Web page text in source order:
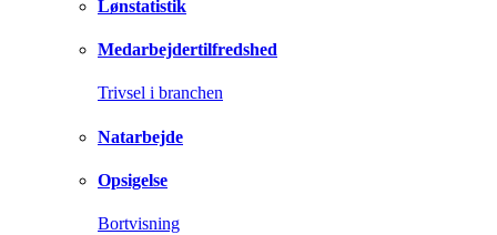
Lønstatistik
Medarbejdertilfredshed
Trivsel i branchen
Natarbejde
Opsigelse
Bortvisning